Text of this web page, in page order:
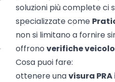
soluzioni più complete ci
specializzate come
non si limitano a fornire
offrono verifiche
Cosa puoi fare:
ottenere unavisura